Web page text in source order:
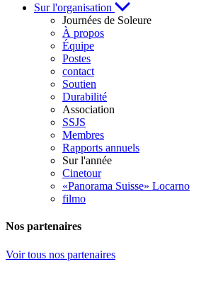
Sur l'organisation
Journées de Soleure
À propos
Équipe
Postes
contact
Soutien
Durabilité
Association
SSJS
Membres
Rapports annuels
Sur l'année
Cinetour
«Panorama Suisse» Locarno
filmo
Nos partenaires
Voir tous nos partenaires